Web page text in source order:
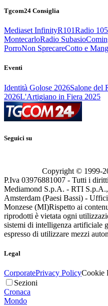
Tgcom24 Consiglia
Mediaset InfinityR101Radio 105
MontecarloRadio Subasio
PorroNon SprecareCotto e
Eventi
Identità Golose 2026Salone del
2026L'Artigiano in Fiera 2025
Seguici su
Copyright © 1999-
P.Iva 03976881007 - Tutti i
Mediamond S.p.A. - RTI
Amsterdam (Paesi Bassi) -
Monzese (MI)Rispetto ai
riprodotti è vietata ogni
sistemi di intelligenza artificiale
espresso di utilizzare mezzi
Legal
CorporatePrivacy PolicyCookie
Sezioni
Cronaca
Mondo